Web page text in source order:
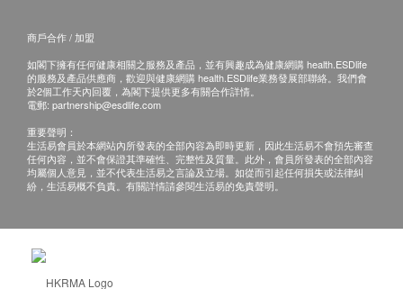
商戶合作 / 加盟
如閣下擁有任何健康相關之服務及產品，並有興趣成為健康網購 health.ESDlife
的服務及產品供應商，歡迎與健康網購 health.ESDlife業務發展部聯絡。我們會
於2個工作天內回覆，為閣下提供更多有關合作詳情。
電郵: partnership@esdlife.com
重要聲明：
生活易會員於本網站內所發表的全部內容為即時更新，因此生活易不會預先審查
任何內容，並不會保證其準確性、完整性及質量。此外，會員所發表的全部內容
均屬個人意見，並不代表生活易之言論及立場。如從而引起任何損失或法律糾
紛，生活易概不負責。有關詳情請參閱生活易的免責聲明。